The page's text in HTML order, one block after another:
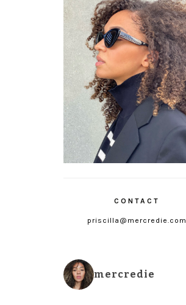
CONTACT
priscilla@mercredie.com
mercredie